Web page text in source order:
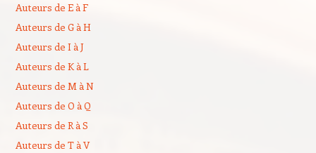
Auteurs de E à F
Auteurs de G à H
Auteurs de I à J
Auteurs de K à L
Auteurs de M à N
Auteurs de O à Q
Auteurs de R à S
Auteurs de T à V